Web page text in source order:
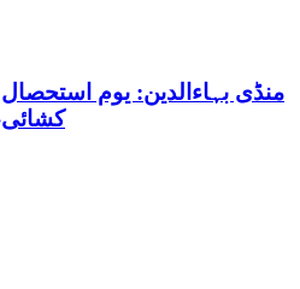
منڈی بہاءالدین: یوم